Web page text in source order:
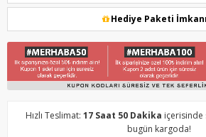
Hediye Paketi İmkanı
Hızlı Teslimat: 17 Saat 50 Dakika içerisinde
bugün kargoda!